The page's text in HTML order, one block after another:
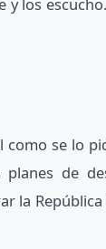
los
se lo
de
la